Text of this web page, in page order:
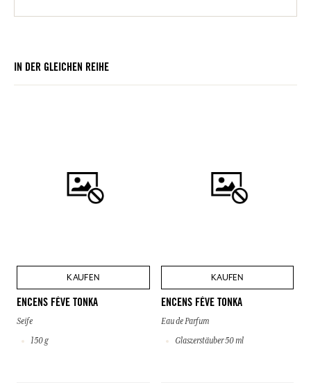
IN DER GLEICHEN REIHE
KAUFEN
ENCENS FÈVE TONKA
Seife
150 g
KAUFEN
ENCENS FÈVE TONKA
Eau de Parfum
Glaszerstäuber 50 ml